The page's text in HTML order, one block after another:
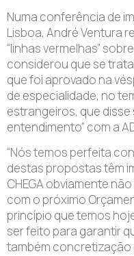
Numa conferência de
Lisboa, André Ventura
“linhas vermelhas”
considerou que se
que foi aprovado na
de especialidade, no
estrangeiros, que disse
entendimento” com a
“Nós temos perfeita
destas propostas têm
CHEGA obviamente
com o próximo
princípio que temos
ser feito para garantir
também concretização